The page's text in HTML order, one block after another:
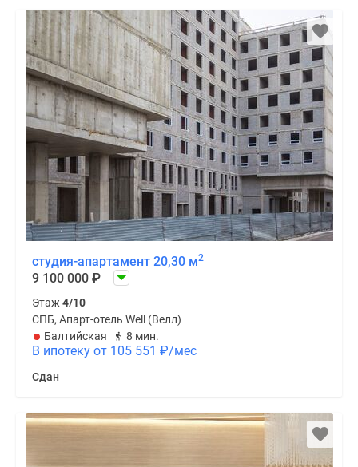
студия-апартамент 20,30 м2
9 100 000 ₽
Этаж4/10
СПБ, Апарт-отель Well (Велл)
Балтийская
8 мин.
В ипотеку от 105 551 ₽/мес
Сдан